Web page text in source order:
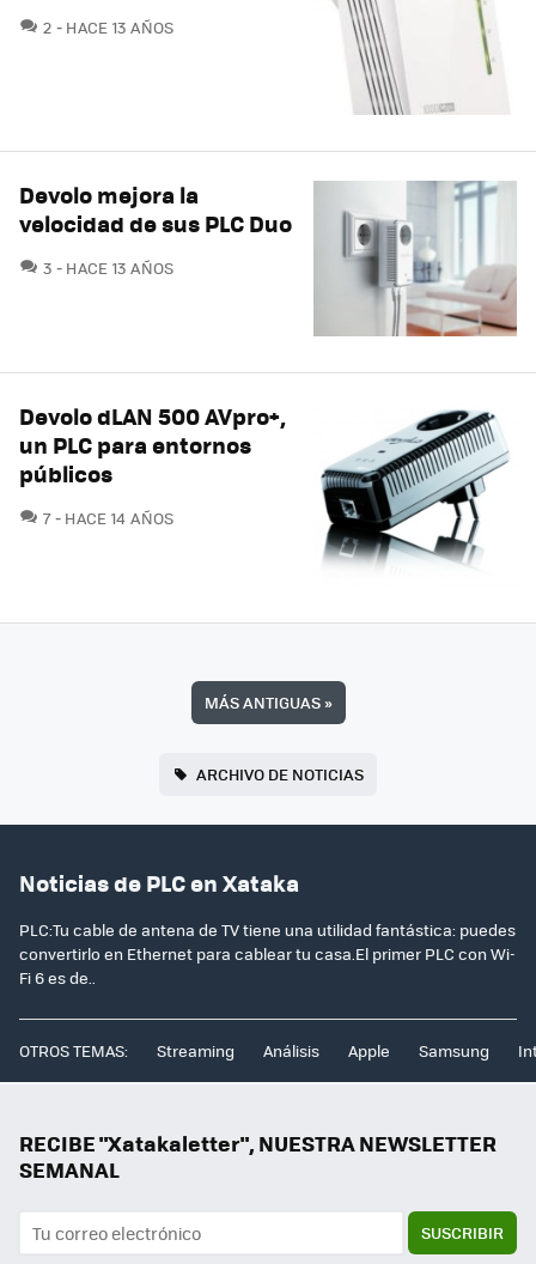
2 COMENTARIOS
HACE 13 AÑOS
Devolo mejora la
velocidad de sus PLC Duo
3 COMENTARIOS
HACE 13 AÑOS
Devolo dLAN 500 AVpro+,
un PLC para entornos
públicos
7COMENTARIOS
HACE 14 AÑOS
MÁS ANTIGUAS»
ARCHIVO DE NOTICIAS
Noticias de PLC en Xataka
PLC:Tu cable de antena de TV tiene una utilidad fantástica: puedes
convertirlo en Ethernet para cablear tu casa.El primer PLC con Wi-
Fi 6 es de..
OTROS TEMAS: Streaming Análisis Apple Samsung
RECIBE "Xatakaletter", NUESTRA NEWSLETTER
SEMANAL
SUSCRIBIR